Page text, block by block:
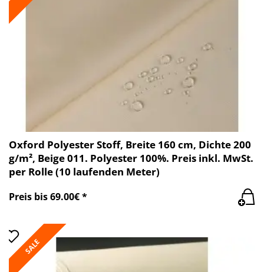
Oxford Polyester Stoff, Breite 160 cm, Dichte 200
g/m², Beige 011. Polyester 100%. Preis inkl. MwSt.
per Rolle (10 laufenden Meter)
Preis bis 69.00€ *
SALE